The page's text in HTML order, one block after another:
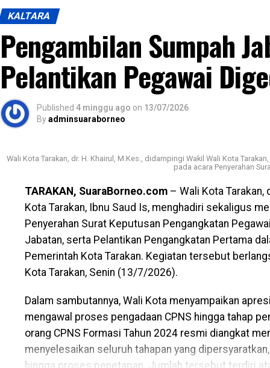
khususnya melalui penguatan sektor kepemudaan,
Pemerintah Kota Tarakan menegaskan bahwa
untuk meningkatkan kualitas dan kapasitas
kewirausahaan, serta memperkuat peran
muda dalam pembangunan daerah. Wali Kota juga
konsisten, terukur, dan berkelanjutan melalui sinergi
kepemudaan, dunia pendidikan, dunia usaha, dan
Bagikan ke
WhatsApp 0 Facebook 0
KALTARA
Pengambilan Sumpah
Pelantikan Pegawai
Published 4 minggu ago on 13/07/2026
Byadminsuaraborneo
Wali Kota Tarakan, dr. H. Khairul, M.Kes., didampingi Wakil Wali Kota
pada acara Penyerahan
TARAKAN, SuaraBorneo.com – Wali Kota Tarakan,
Kota Tarakan, Ibnu Saud Is, menghadiri sekaligus
Penyerahan Surat Keputusan Pengangkatan
Jabatan, serta Pelantikan Pengangkatan Pertama
Pemerintah Kota Tarakan. Kegiatan tersebut
Kota Tarakan, Senin (13/7/2026).
Dalam sambutannya, Wali Kota menyampaikan
mengawal proses pengadaan CPNS hingga tahap
orang CPNS Formasi Tahun 2024 resmi diangkat
menyelesaikan seluruh tahapan yang
hingga proses penetapan. Jumlah tersebut terdiri